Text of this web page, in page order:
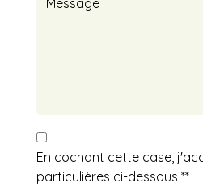
En cochant cette case,
particulières ci-dessous **